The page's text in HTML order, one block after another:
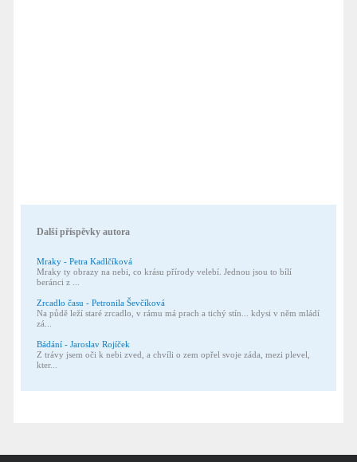
Další příspěvky autora
Mraky - Petra Kadlčíková
Mraky ty obrazy na nebi, co krásu přírody velebí. Jednou jsou to bílí
beránci z ...
Zrcadlo času - Petronila Ševčíková
Na půdě leží staré zrcadlo, v rámu má prach a tichý stín... kdysi v něm mládí
zá...
Bádání - Jaroslav Rojíček
Z trávy jsem oči k nebi zved, a chvíli o zem opřel svoje záda, mezi plevel,
kter...